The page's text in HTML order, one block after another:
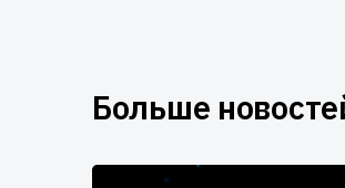
Больше